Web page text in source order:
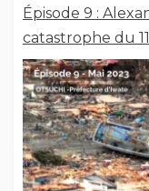
Épisode 9 :
catastrophe du 11